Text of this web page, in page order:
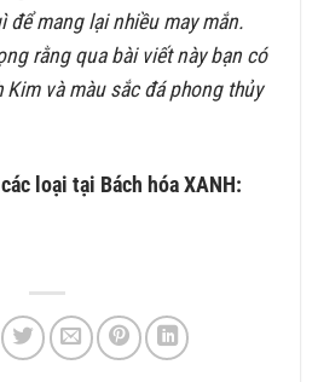
để mang lại nhiều may mắn.
rằng qua bài viết này bạn có
Kim và màu sắc đá phong thủy
loại tại Bách hóa XANH: